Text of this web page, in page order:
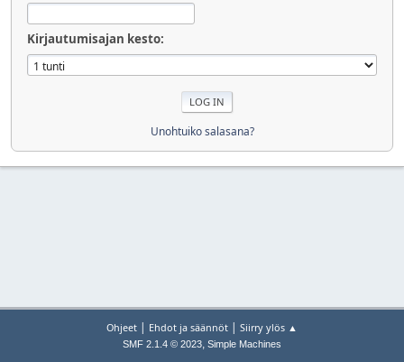
Kirjautumisajan kesto:
Unohtuiko salasana?
Ohjeet | Ehdot ja säännöt | Siirry ylös ▲
SMF 2.1.4 © 2023, Simple Machines